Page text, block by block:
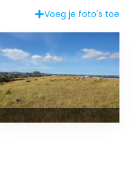
Voeg je foto's toe